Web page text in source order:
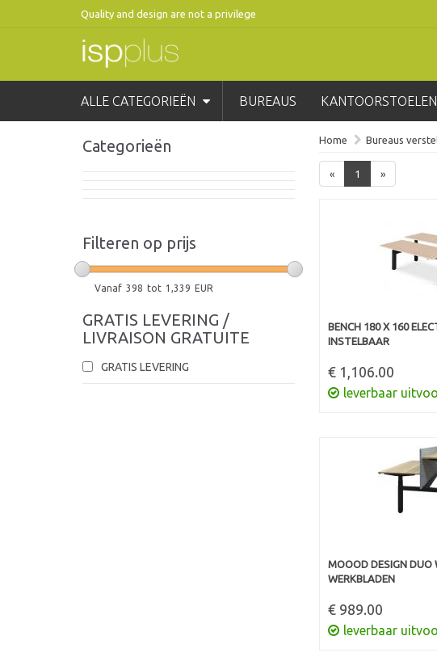
Quality and design are not a privilege
ALLE CATEGORIEËN BUREAUS KANTOORSTOELEN
Categorieën
Filteren op prijs
Vanaf 398 tot 1,339 EUR
GRATIS LEVERING /
LIVRAISON GRATUITE
GRATIS LEVERING
Home Bureaus
« 1 »
BENCH 180 X 160
INSTELBAAR
€ 1,106.00
leverbaar
MOOOD DESIGN DUO
WERKBLADEN
€ 989.00
leverbaar